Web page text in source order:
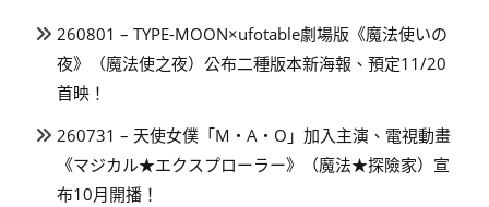
260801 – TYPE-MOON×ufotable劇場版《魔法使いの
夜》（魔法使之夜）公布二種版本新海報、預定11/20
首映！
260731 – 天使女僕「M・A・O」加入主演、電視動畫
《マジカル★エクスプローラー》（魔法★探險家）宣
布10月開播！